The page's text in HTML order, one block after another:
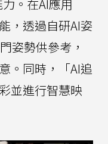
。在AI應用
，透過自研AI姿
姿勢供參考，
。同時，「AI追
並進行智慧映